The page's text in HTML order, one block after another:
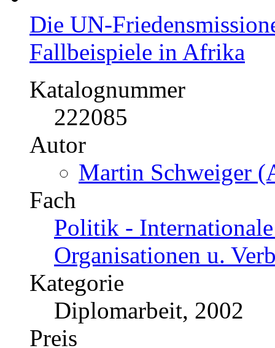
Torsten Drewes
Fach
Politik -
Konflikte, Sicherheit
Kategorie
Magisterarbeit, 2006
Preis
US$ 86,99
Die UN-
Fallbeispiele in Afrika
Katalognummer